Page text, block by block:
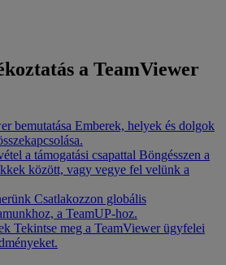
a TeamViewer
bemutatása Emberek, helyek és dolgok
a támogatási csapattal Böngésszen a
között, vagy vegye fel velünk a
Csatlakozzon globális
a TeamUP-hoz.
Tekintse meg a TeamViewer ügyfelei